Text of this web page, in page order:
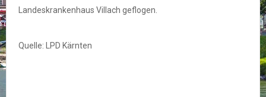
Landeskrankenhaus Villach geflogen.
Quelle: LPD Kärnten